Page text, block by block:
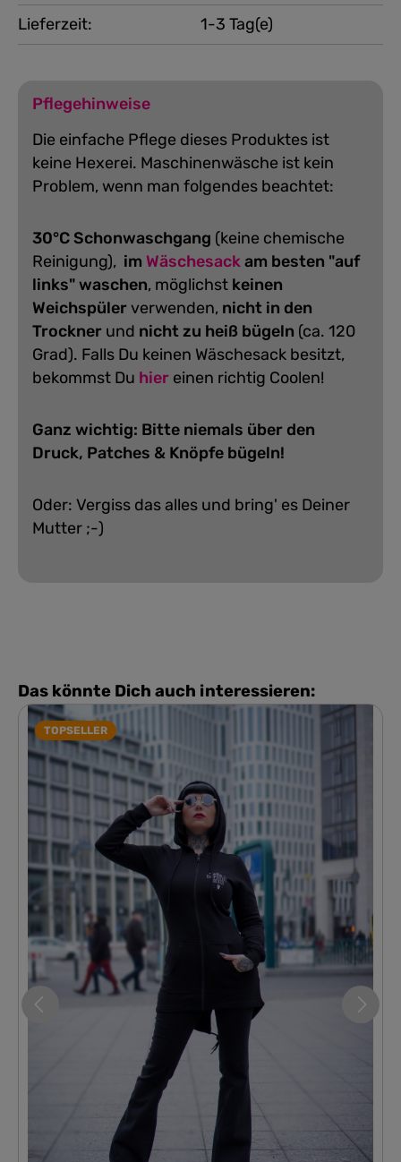
Lieferzeit: 1-3 Tag(e)
Pflegehinweise
Die einfache Pflege dieses Produktes ist
keine Hexerei. Maschinenwäsche ist kein
Problem, wenn man folgendes beachtet:
30°C Schonwaschgang (keine chemische
Reinigung), im Wäschesackam besten "auf
links" waschen, möglichst keinen
Weichspülerverwenden, nicht in den
Trockner und nicht zu heiß bügeln (ca. 120
Grad). Falls Du keinen Wäschesack besitzt,
bekommst Du hier einen richtig Coolen!
Ganz wichtig: Bitte niemals über den
Druck, Patches & Knöpfe bügeln!
Oder: Vergiss das alles und bring' es Deiner
Mutter ;-)
Das könnte Dich auch interessieren:
TOPSELLER